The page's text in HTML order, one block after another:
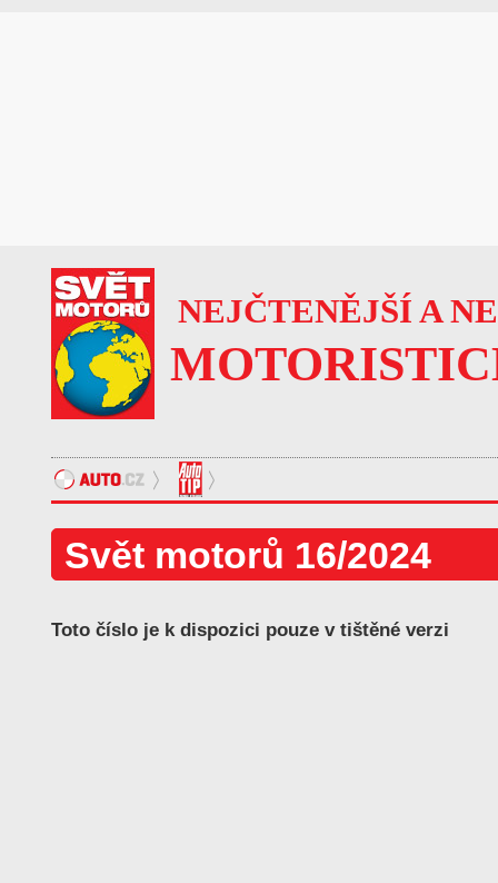
NEJČTENĚJŠÍ A
Svět motorů 16/2024
Toto číslo je k dispozici pouze v tištěné verzi